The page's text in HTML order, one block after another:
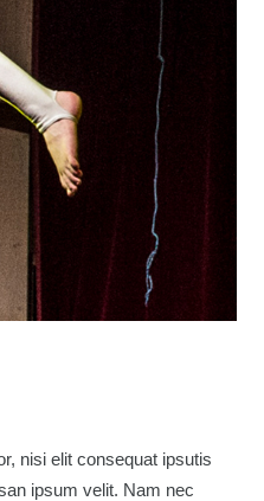
nisi elit consequat ipsutis
ipsum velit. Nam nec